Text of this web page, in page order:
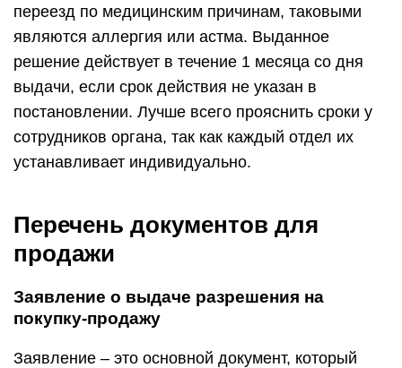
переезд по медицинским причинам, таковыми
являются аллергия или астма. Выданное
решение действует в течение 1 месяца со дня
выдачи, если срок действия не указан в
постановлении. Лучше всего прояснить сроки у
сотрудников органа, так как каждый отдел их
устанавливает индивидуально.
Перечень документов для
продажи
Заявление о выдаче разрешения на
покупку-продажу
Заявление – это основной документ, который